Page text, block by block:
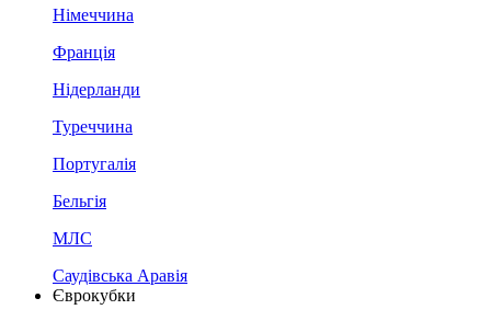
Німеччина
Франція
Нідерланди
Туреччина
Португалія
Бельгія
МЛС
Саудівська Аравія
Єврокубки